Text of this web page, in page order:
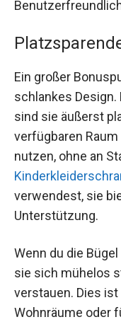
Ein großer
schlankes Design.
sind sie äußerst
verfügbaren
nutzen, ohne an
verwendest, sie
Unterstützung.
Wenn du die
sie sich mühelos
verstauen. Dies
Wohnräume oder